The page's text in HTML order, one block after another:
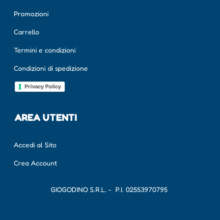
Promozioni
Carrello
Termini e condizioni
Condizioni di spedizione
Privacy Policy
AREA UTENTI
Accedi al Sito
Crea Account
GIOGODINO S.R.L. - P.I. 02553970795